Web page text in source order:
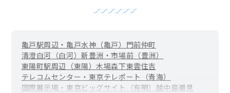
亀戸駅周辺・亀戸水神（亀戸） 門前仲町
清澄白河（白河）新豊洲・市場前（豊洲）
東陽町駅周辺（東陽）木場森下東雲住吉
テレコムセンター・東京テレポート（青海）
国際展示場・東京ビッグサイト（有明） 越中島潮見